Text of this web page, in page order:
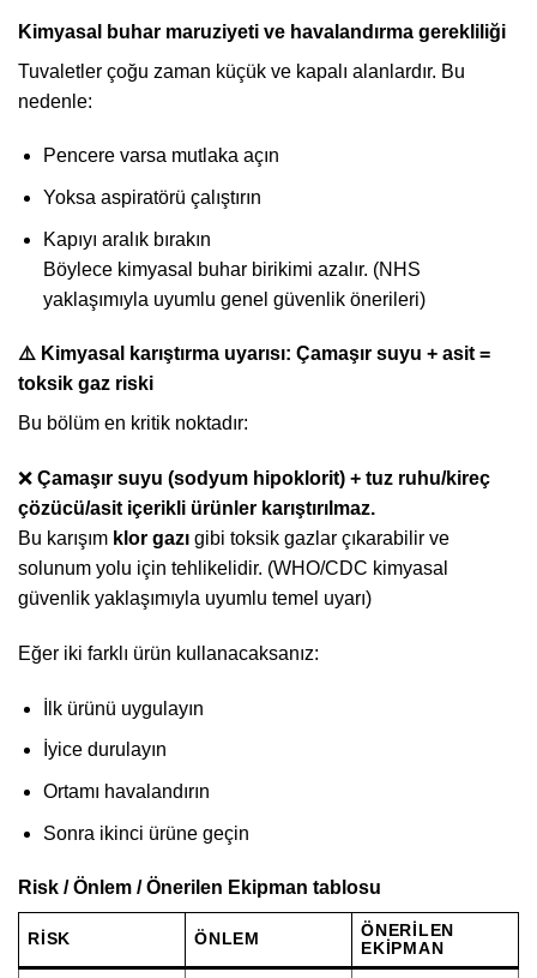
Kimyasal buhar maruziyeti ve havalandırma gerekliliği
Tuvaletler çoğu zaman küçük ve kapalı alanlardır. Bu
nedenle:
Pencere varsa mutlaka açın
Yoksa aspiratörü çalıştırın
Kapıyı aralık bırakın
Böylece kimyasal buhar birikimi azalır. (NHS
yaklaşımıyla uyumlu genel güvenlik önerileri)
⚠️ Kimyasal karıştırma uyarısı: Çamaşır suyu + asit =
toksik gaz riski
Bu bölüm en kritik noktadır:
❌ Çamaşır suyu (sodyum hipoklorit) + tuz ruhu/kireç
çözücü/asit içerikli ürünler karıştırılmaz.
Bu karışım klor gazı gibi toksik gazlar çıkarabilir ve
solunum yolu için tehlikelidir. (WHO/CDC kimyasal
güvenlik yaklaşımıyla uyumlu temel uyarı)
Eğer iki farklı ürün kullanacaksanız:
İlk ürünü uygulayın
İyice durulayın
Ortamı havalandırın
Sonra ikinci ürüne geçin
Risk / Önlem / Önerilen Ekipman tablosu
RISK ÖNLEM
ÖNERILEN
EKIPMAN